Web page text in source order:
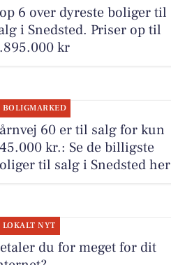
6 over dyreste boliger til
i Snedsted. Priser op til
kr
BOLIGMARKED
60 er til salg for kun
kr.: Se de billigste
til salg i Snedsted her
LOKALT NYT
du for meget for dit